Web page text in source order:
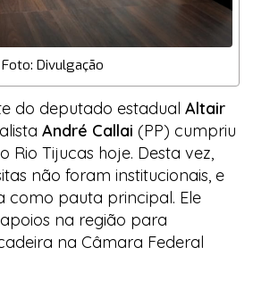
Foto: Divulgação
do deputado estadual Altair
André Callai (PP) cumpriu
Rio Tijucas hoje. Desta vez,
não foram institucionais, e
como pauta principal. Ele
na região para
na Câmara Federal